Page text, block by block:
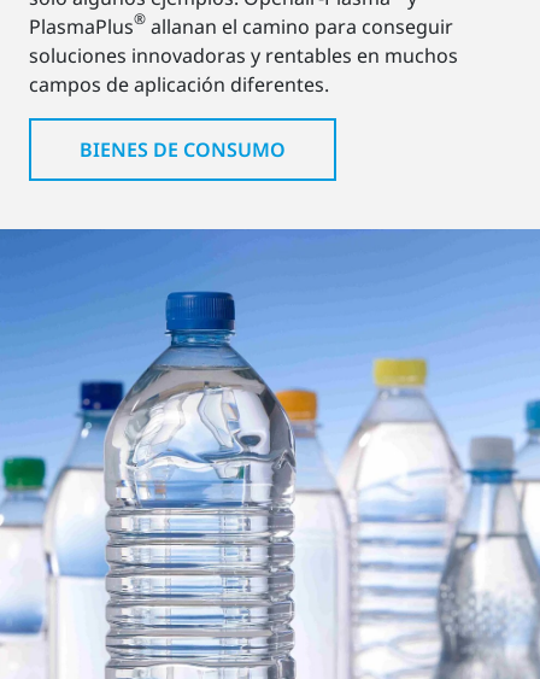
PlasmaPlus® allanan el camino para conseguir
soluciones innovadoras y rentables en muchos
campos de aplicación diferentes.
BIENES DE CONSUMO